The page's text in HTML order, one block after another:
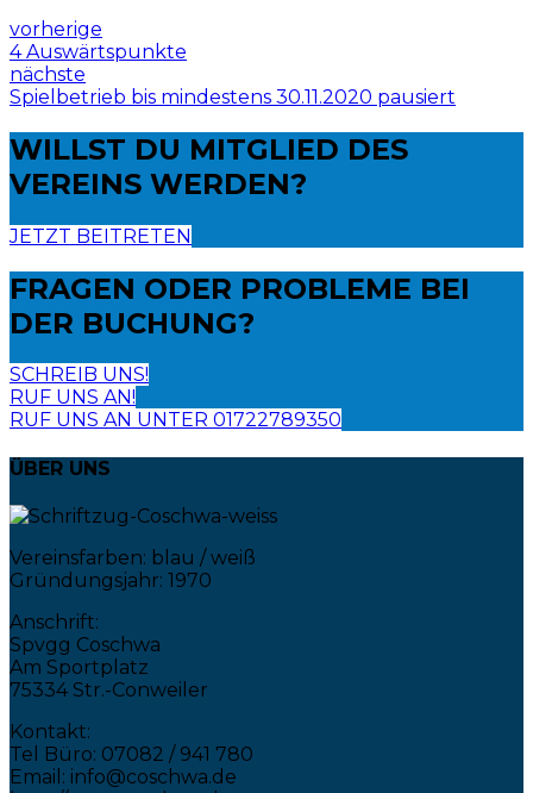
vorherige
4 Auswärtspunkte
nächste
Spielbetrieb bis mindestens 30.11.2020 pausiert
WILLST DU MITGLIED DES
VEREINS WERDEN?
JETZT BEITRETEN
FRAGEN ODER PROBLEME BEI
DER BUCHUNG?
SCHREIB UNS!
RUF UNS AN!
RUF UNS AN UNTER 01722789350
ÜBER UNS
Vereinsfarben: blau / weiß
Gründungsjahr: 1970
Anschrift:
Spvgg Coschwa
Am Sportplatz
75334 Str.-Conweiler
Kontakt:
Tel Büro: 07082 / 941 780
Email: info@coschwa.de